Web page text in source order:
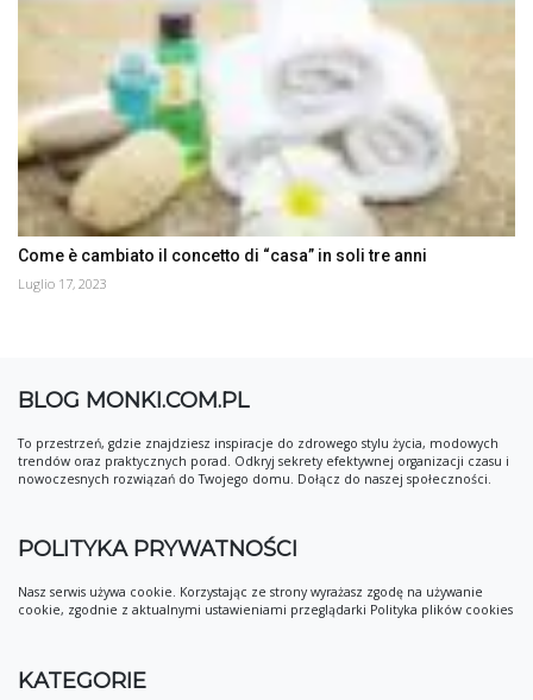
Come è cambiato il concetto di “casa” in soli tre anni
Luglio 17, 2023
BLOG MONKI.COM.PL
To przestrzeń, gdzie znajdziesz inspiracje do zdrowego stylu życia, modowych
trendów oraz praktycznych porad. Odkryj sekrety efektywnej organizacji czasu i
nowoczesnych rozwiązań do Twojego domu. Dołącz do naszej społeczności.
POLITYKA PRYWATNOŚCI
Nasz serwis używa cookie. Korzystając ze strony wyrażasz zgodę na używanie
cookie, zgodnie z aktualnymi ustawieniami przeglądarki Polityka plików cookies
KATEGORIE